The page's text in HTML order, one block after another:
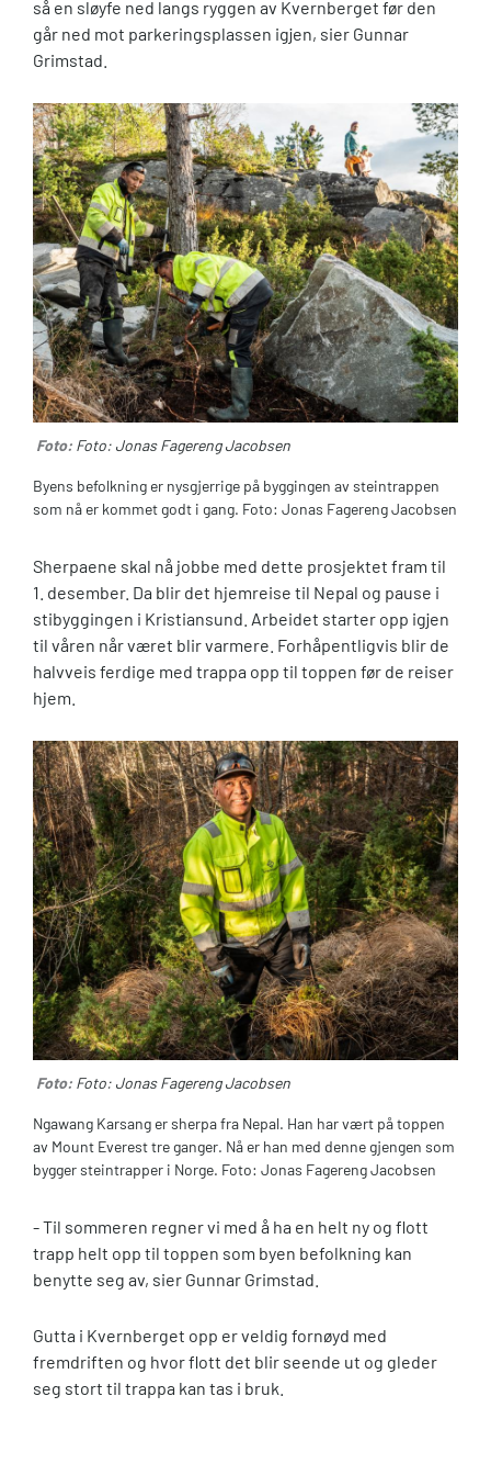
så en sløyfe ned langs ryggen av Kvernberget før den
går ned mot parkeringsplassen igjen, sier Gunnar
Grimstad.
Foto: Foto: Jonas Fagereng Jacobsen
Byens befolkning er nysgjerrige på byggingen av steintrappen
som nå er kommet godt i gang. Foto: Jonas Fagereng Jacobsen
Sherpaene skal nå jobbe med dette prosjektet fram til
1. desember. Da blir det hjemreise til Nepal og pause i
stibyggingen i Kristiansund. Arbeidet starter opp igjen
til våren når været blir varmere. Forhåpentligvis blir de
halvveis ferdige med trappa opp til toppen før de reiser
hjem.
Foto: Foto: Jonas Fagereng Jacobsen
Ngawang Karsang er sherpa fra Nepal. Han har vært på toppen
av Mount Everest tre ganger. Nå er han med denne gjengen som
bygger steintrapper i Norge. Foto: Jonas Fagereng Jacobsen
- Til sommeren regner vi med å ha en helt ny og flott
trapp helt opp til toppen som byen befolkning kan
benytte seg av, sier Gunnar Grimstad.
Gutta i Kvernberget opp er veldig fornøyd med
fremdriften og hvor flott det blir seende ut og gleder
seg stort til trappa kan tas i bruk.